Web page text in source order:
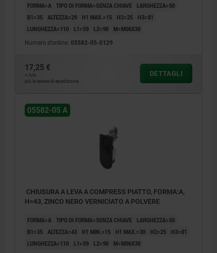
1) Sezione di montaggio
FORMA=A TIPO DI FORMA=SENZA CHIAVE
LARGHEZZA=50
B1=35 ALTEZZA=29 H1 MAX.=15 H2=25
H3=81
LUNGHEZZA=110
L1=59 L2=90 M=M06X30
Numero d’ordine: 05582-05-0129
17,25 €
+ IVA
più le spese di spedizione
DETTAGLI
05582-05 A
CHIUSURA A LEVA A COMPRESS PIATTO, FORMA:A,
H=43, ZINCO NERO VERNICIATO A POLVERE
FORMA=A TIPO DI FORMA=SENZA CHIAVE
LARGHEZZA=50
B1=35 ALTEZZA=43 H1 MIN.=15 H1 MAX.=30 H2=25
H3=81
LUNGHEZZA=110
L1=59 L2=90 M=M06X30